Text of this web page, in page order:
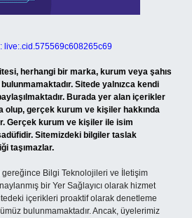
live:.cid.575569c608265c69
herhangi bir marka, kurum veya şahıs
Sitede yalnızca kendi
Burada yer alan içerikler
olup, gerçek kurum ve kişiler hakkında
Gerçek kurum ve kişiler ile isim
Sitemizdeki bilgiler taslak
taşımazlar.
gereğince Bilgi Teknolojileri ve İletişim
bir Yer Sağlayıcı olarak hizmet
içerikleri proaktif olarak denetleme
bulunmamaktadır. Ancak, üyelerimiz